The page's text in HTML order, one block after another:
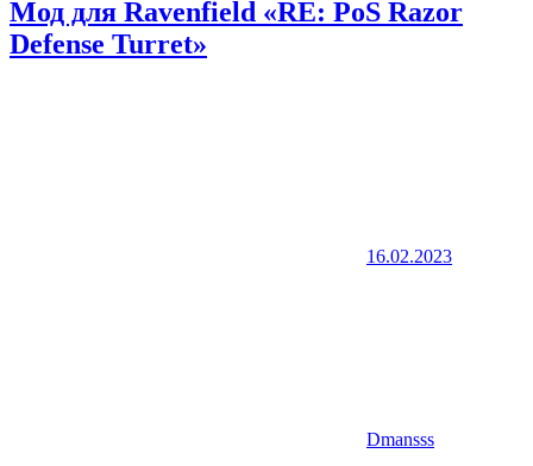
Мод для Ravenfield «RE: PoS Razor
Defense Turret»
16.02.2023
Dmansss